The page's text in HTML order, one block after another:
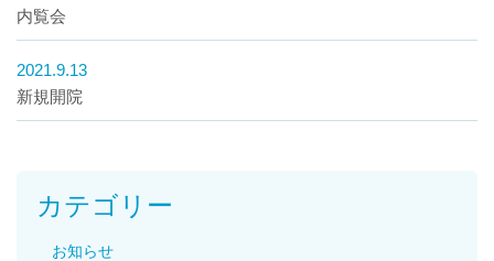
内覧会
2021.9.13
新規開院
カテゴリー
お知らせ